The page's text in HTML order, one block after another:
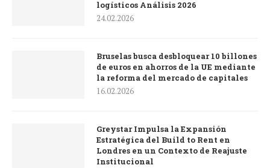
logísticos Análisis 2026
24.02.2026
Bruselas busca desbloquear 10 billones
de euros en ahorros de la UE mediante
la reforma del mercado de capitales
16.02.2026
Greystar Impulsa la Expansión
Estratégica del Build to Rent en
Londres en un Contexto de Reajuste
Institucional